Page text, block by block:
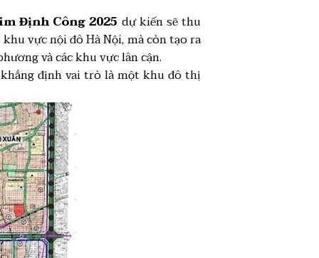
Định Công 2025 dự kiến sẽ thu
vực nội đô Hà Nội, mà còn tạo ra
và các khu vực lân cận.
định vai trò là một khu đô thị